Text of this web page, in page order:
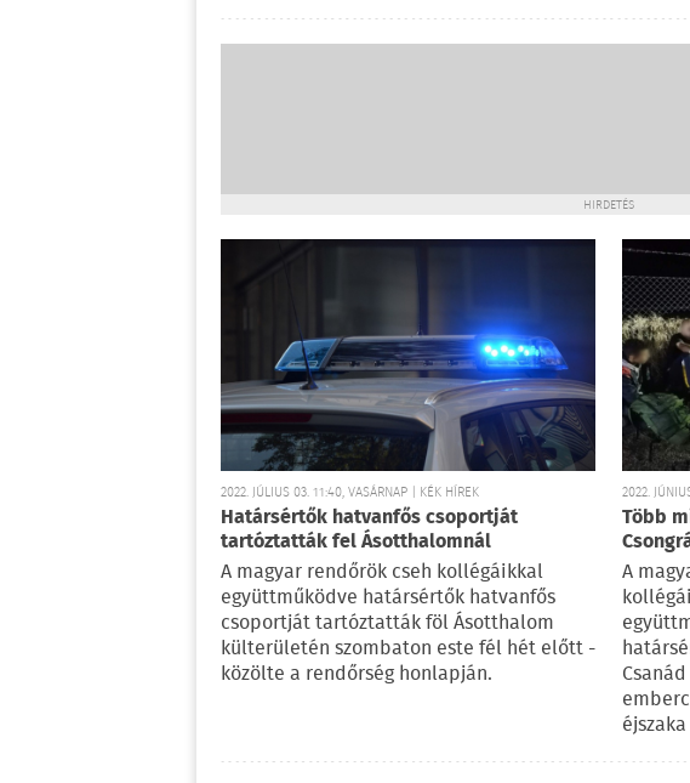
HIRDETÉS
2022. JÚLIUS 03. 11:40, VASÁRNAP | KÉK HÍREK
Határsértők hatvanfős csoportját
tartóztatták fel Ásotthalomnál
A magyar rendőrök cseh kollégáikkal
együttműködve határsértők hatvanfős
csoportját tartóztatták föl Ásotthalom
külterületén szombaton este fél hét előtt -
közölte a rendőrség honlapján.
2022.
Több
A
éjszaka